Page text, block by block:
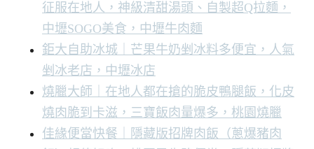
征服在地人，神級清甜湯頭、自製超Q拉麵，
中壢SOGO美食，中壢牛肉麵
鉅大自助冰城｜芒果牛奶剉冰料多便宜，人氣
剉冰老店，中壢冰店
燒臘大師｜在地人都在搶的脆皮鴨腿飯，化皮
燒肉脆到卡滋，三寶飯肉量爆多，桃園燒臘
佳緣便當快餐｜隱藏版招牌肉飯（蔥爆豬肉